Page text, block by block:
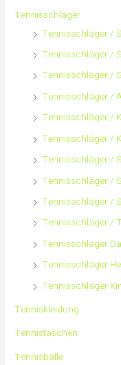
Tennisschläger
Tennisschläger /
Tennisschläger /
Tennisschläger /
Tennisschläger /
Tennisschläger /
Tennisschläger /
Tennisschläger /
Tennisschläger /
Tennisschläger /
Tennisschläger /
Tennisschläger
Tennisschläger
Tennisschläger
Tenniskleidung
Tennistaschen
Tennisbälle